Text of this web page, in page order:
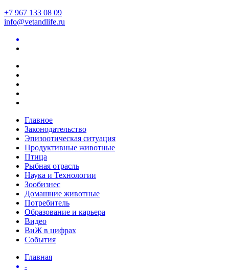
+7 967 133 08 09
info@vetandlife.ru
Главное
Законодательство
Эпизоотическая ситуация
Продуктивные животные
Птица
Рыбная отрасль
Наука и Технологии
Зообизнес
Домашние животные
Потребитель
Образование и карьера
Видео
ВиЖ в цифрах
События
Главная
-